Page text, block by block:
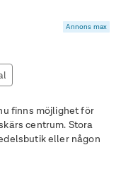
Annons max
finns möjlighet för
centrum. Stora
eller någon